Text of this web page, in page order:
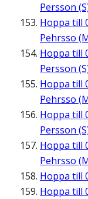
Persson
Hoppa till
Pehrsso
Hoppa till
Persson
Hoppa till
Pehrsso
Hoppa till
Persson
Hoppa till
Pehrsso
Hoppa till
Hoppa till